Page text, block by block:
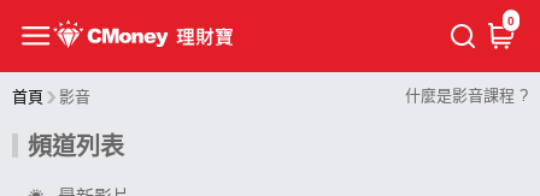
0
首頁 影音 什麼是影音課程 ?
頻道列表